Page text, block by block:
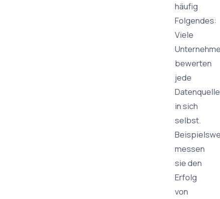
häufig
Folgendes:
Viele
bewerten
jede
Datenquelle
in sich
selbst.
messen
sie den
Erfolg
von